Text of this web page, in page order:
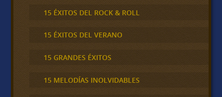
15 ÉXITOS DEL ROCK & ROLL
15 ÉXITOS DEL VERANO
15 GRANDES ÉXITOS
15 MELODÍAS INOLVIDABLES